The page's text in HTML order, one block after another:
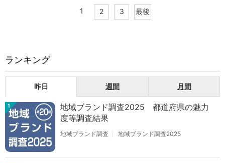
1 2 3 最後
ランキング
昨日 週間 月間
1
地域ブランド調査2025 都道府県の魅力
度等調査結果
地域ブランド調査 地域ブランド調査2025